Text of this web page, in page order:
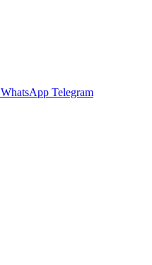
WhatsApp Telegram